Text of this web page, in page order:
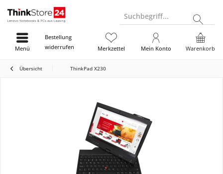
Suchbegriff...
Bestellung
widerrufen
Warenkorb
Merkzettel Mein Konto
Menü
Übersicht ThinkPad X230